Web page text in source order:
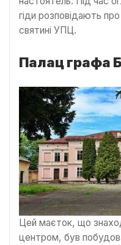
гіди розповідають про
святині УПЦ.
Палац графа
Цей маєток, що
центром, був